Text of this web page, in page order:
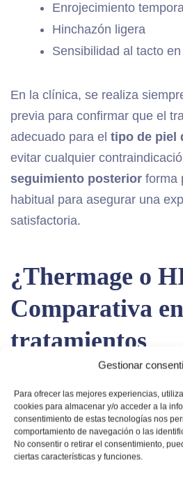
Gestionar
Para ofrecer las mejores experiencias,
cookies para almacenar y/o acceder a la
consentimiento de estas tecnologías nos
comportamiento de navegación o las
No consentir o retirar el consentimiento,
ciertas características y funciones.
Enrojecimiento
Hinchazón ligera
Sensibilidad al tacto
En la clínica, se realiza
previa para confirmar que el
adecuado para el tipo de piel
evitar cualquier
seguimiento posterior forma
habitual para asegurar una
satisfactoria.
¿Thermage o
Comparativa
tratamientos
populares para el
cirugía. Aunque comparten
mejorar la firmeza de la piel y
envejecimiento— utilizan